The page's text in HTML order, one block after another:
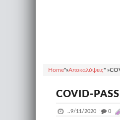
Home"»Αποκαλύψεις" »
COVID-
..9/11/2020 _ 0